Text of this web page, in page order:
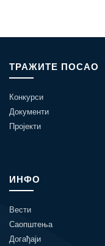
ТРАЖИТЕ ПОСАО
Конкурси
Документи
Пројекти
ИНФО
Вести
Саопштења
Догађаји